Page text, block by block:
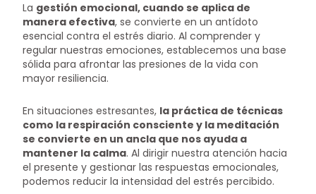
La gestión emocional, cuando se aplica de
manera efectiva, se convierte en un antídoto
esencial contra el estrés diario. Al comprender y
regular nuestras emociones, establecemos una base
sólida para afrontar las presiones de la vida con
mayor resiliencia.
En situaciones estresantes, la práctica de técnicas
como la respiración consciente y la meditación
se convierte en un ancla que nos ayuda a
mantener la calma. Al dirigir nuestra atención hacia
el presente y gestionar las respuestas emocionales,
podemos reducir la intensidad del estrés percibido.